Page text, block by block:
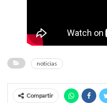
noticias
Compartir